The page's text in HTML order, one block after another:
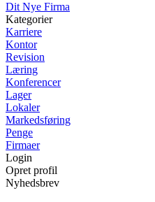
Dit Nye Firma
Kategorier
Karriere
Kontor
Revision
Læring
Konferencer
Lager
Lokaler
Markedsføring
Penge
Firmaer
Login
Opret profil
Nyhedsbrev